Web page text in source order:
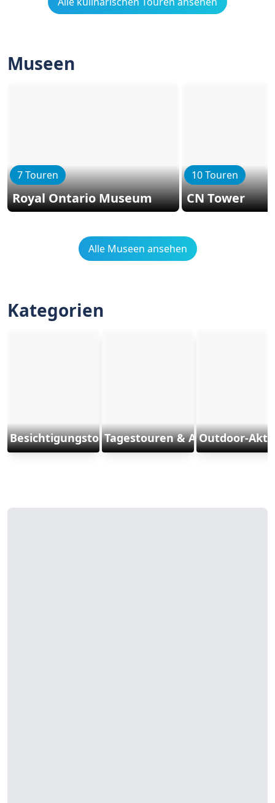
Museen
7 Touren
Royal Ontario Museum
10 Touren
CN Tower
Alle Museen ansehen
Kategorien
BesichtigungstourenTagestouren & Ausflüge
Outdoor-